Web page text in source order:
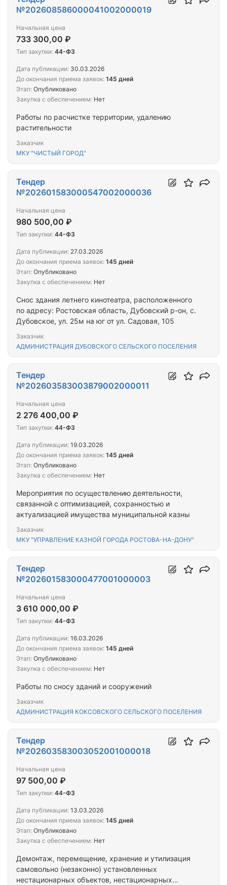
Работы по расчистке территории, удалению
растительности
Заказчик
МКУ "ЧИСТЫЙ ГОРОД"
№202608586000041002000019
Начальная цена
733 300,00 ₽
Тип закупки: 44-ФЗ
Дата публикации: 30.03.2026
До окончания приема заявок: 145 дней
Этап: Опубликовано
Закупка с обеспечением: Нет
Снос здания летнего кинотеатра, расположенного
по адресу: Ростовская область, Дубовский р-он, с.
Дубовское, ул. 25м на юг от ул. Садовая, 105
Заказчик
АДМИНИСТРАЦИЯ ДУБОВСКОГО СЕЛЬСКОГО ПОСЕЛЕНИЯ
Тендер
№202601583000547002000036
Начальная цена
980 500,00 ₽
Тип закупки: 44-ФЗ
Дата публикации: 27.03.2026
До окончания приема заявок: 145 дней
Этап: Опубликовано
Закупка с обеспечением: Нет
Мероприятия по осуществлению деятельности,
связанной с оптимизацией, сохранностью и
актуализацией имущества муниципальной казны
Заказчик
МКУ "УПРАВЛЕНИЕ КАЗНОЙ ГОРОДА РОСТОВА-НА-ДОНУ"
Тендер
№202603583003879002000011
Начальная цена
2 276 400,00 ₽
Тип закупки: 44-ФЗ
Дата публикации: 19.03.2026
До окончания приема заявок: 145 дней
Этап: Опубликовано
Закупка с обеспечением: Нет
Работы по сносу зданий и сооружений
Заказчик
АДМИНИСТРАЦИЯ КОКСОВСКОГО СЕЛЬСКОГО ПОСЕЛЕНИЯ
Тендер
№202601583000477001000003
Начальная цена
3 610 000,00 ₽
Тип закупки: 44-ФЗ
Дата публикации: 16.03.2026
До окончания приема заявок: 145 дней
Этап: Опубликовано
Закупка с обеспечением: Нет
Демонтаж, перемещение, хранение и утилизация
самовольно (незаконно) установленных
нестационарных объектов, нестационарных
Тендер
№202603583003052001000018
Начальная цена
97 500,00 ₽
Тип закупки: 44-ФЗ
Дата публикации: 13.03.2026
До окончания приема заявок: 145 дней
Этап: Опубликовано
Закупка с обеспечением: Нет